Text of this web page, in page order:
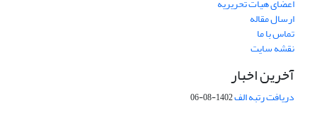
اعضای هیات تحریریه
ارسال مقاله
تماس با ما
نقشه سایت
آخرین اخبار
دریافت رتبه الف1402-08-06